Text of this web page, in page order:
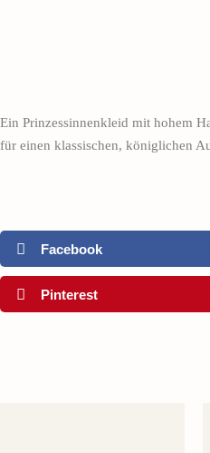
Ein Prinzessinnenkleid mit hohem
für einen klassischen, königlichen
Facebook
Pinterest